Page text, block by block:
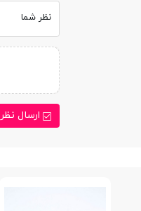
نظر شما
ارسال نظر